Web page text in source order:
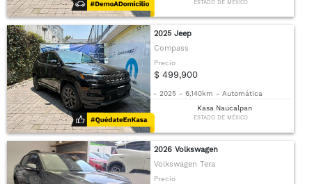
ESTADO DE MÉXICO
2025 Jeep
Compass
Precio
$ 499,900
- 2025 - 6,140km - Automática
Kasa Naucalpan
ESTADO DE MÉXICO
2026 Volkswagen
Volkswagen Tera
Precio